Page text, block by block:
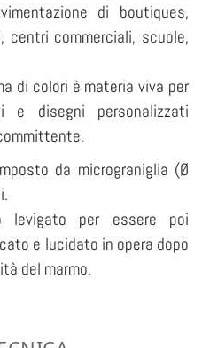
di boutiques,
centri commerciali, scuole,
di colori è materia viva per
e disegni personalizzati
da micrograniglia (Ø
levigato per essere poi
e lucidato in opera dopo
del marmo.